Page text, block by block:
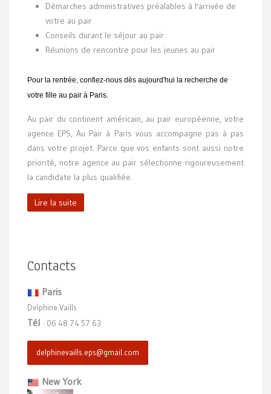
Démarches administratives préalables à l'arrivée de
votre au pair
Conseils durant le séjour au pair
Réunions de rencontre pour les jeunes au pair
Pour la rentrée, confiez-nous dès aujourd'hui la recherche de
votre fille au pair à Paris.
Au pair du continent américain, au pair européenne, votre
agence EPS, Au Pair à Paris vous accompagne pas à pas
dans votre projet. Parce que vos enfants sont aussi notre
priorité, notre agence au pair sélectionne rigoureusement
la candidate la plus qualifiée.
Lire la suite
Contacts
Paris
Delphine Vaills
Tél : 06 48 74 57 63
delphinevaills.eps@gmail.com
New York